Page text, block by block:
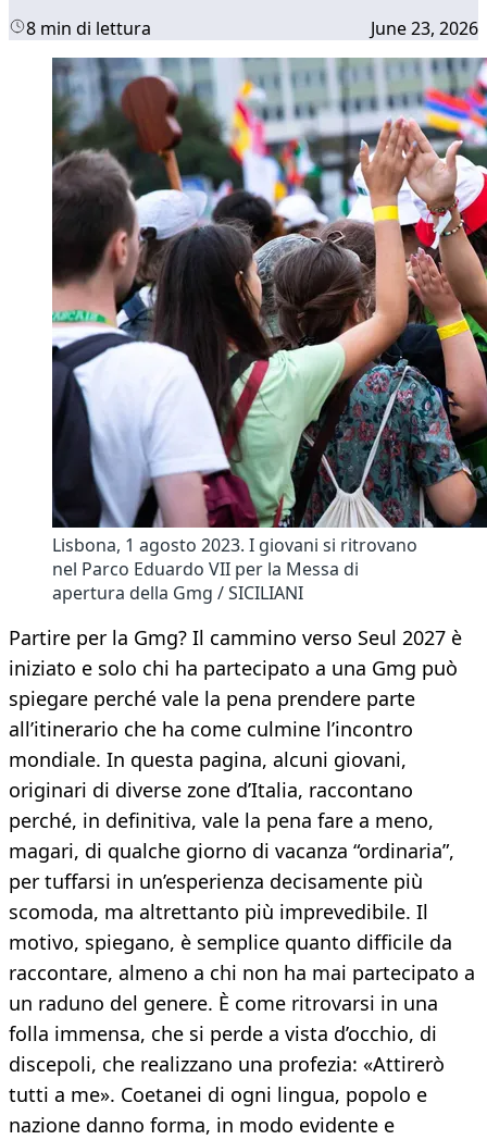
8 min di lettura June 23, 2026
Lisbona, 1 agosto 2023. I giovani si ritrovano
nel Parco Eduardo VII per la Messa di
apertura della Gmg / SICILIANI
Partire per la Gmg? Il cammino verso Seul 2027 è
iniziato e solo chi ha partecipato a una Gmg può
spiegare perché vale la pena prendere parte
all’itinerario che ha come culmine l’incontro
mondiale. In questa pagina, alcuni giovani,
originari di diverse zone d’Italia, raccontano
perché, in definitiva, vale la pena fare a meno,
magari, di qualche giorno di vacanza “ordinaria”,
per tuffarsi in un’esperienza decisamente più
scomoda, ma altrettanto più imprevedibile. Il
motivo, spiegano, è semplice quanto difficile da
raccontare, almeno a chi non ha mai partecipato a
un raduno del genere. È come ritrovarsi in una
folla immensa, che si perde a vista d’occhio, di
discepoli, che realizzano una profezia: «Attirerò
tutti a me». Coetanei di ogni lingua, popolo e
nazione danno forma, in modo evidente e